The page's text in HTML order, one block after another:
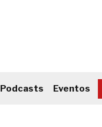
Podcasts Eventos